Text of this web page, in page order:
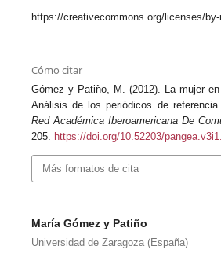
María Gómez y Patiño
Universidad de Zaragoza (España)
https://creativecommons.org/licenses/
Cómo citar
Gómez y Patiño, M. (2012). La mujer
Análisis de los periódicos de referencia.
Red Académica Iberoamericana De
205. https://doi.org/10.52203/
Más formatos de cita